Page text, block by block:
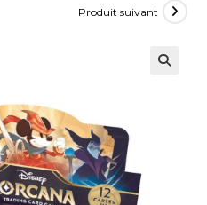
Produit suivant